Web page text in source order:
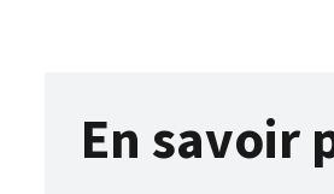
En savoir